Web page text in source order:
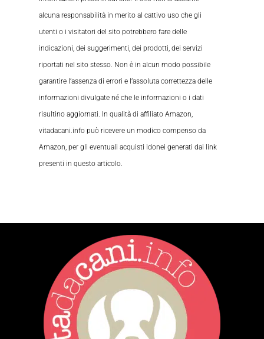
alcuna responsabilità in merito al cattivo uso che gli
utenti o i visitatori del sito potrebbero fare delle
indicazioni, dei suggerimenti, dei prodotti, dei servizi
riportati nel sito stesso. Non è in alcun modo possibile
garantire l’assenza di errori e l’assoluta correttezza delle
informazioni divulgate né che le informazioni o i dati
risultino aggiornati. In qualità di affiliato Amazon,
vitadacani.info può ricevere un modico compenso da
Amazon, per gli eventuali acquisti idonei generati dai link
presenti in questo articolo.